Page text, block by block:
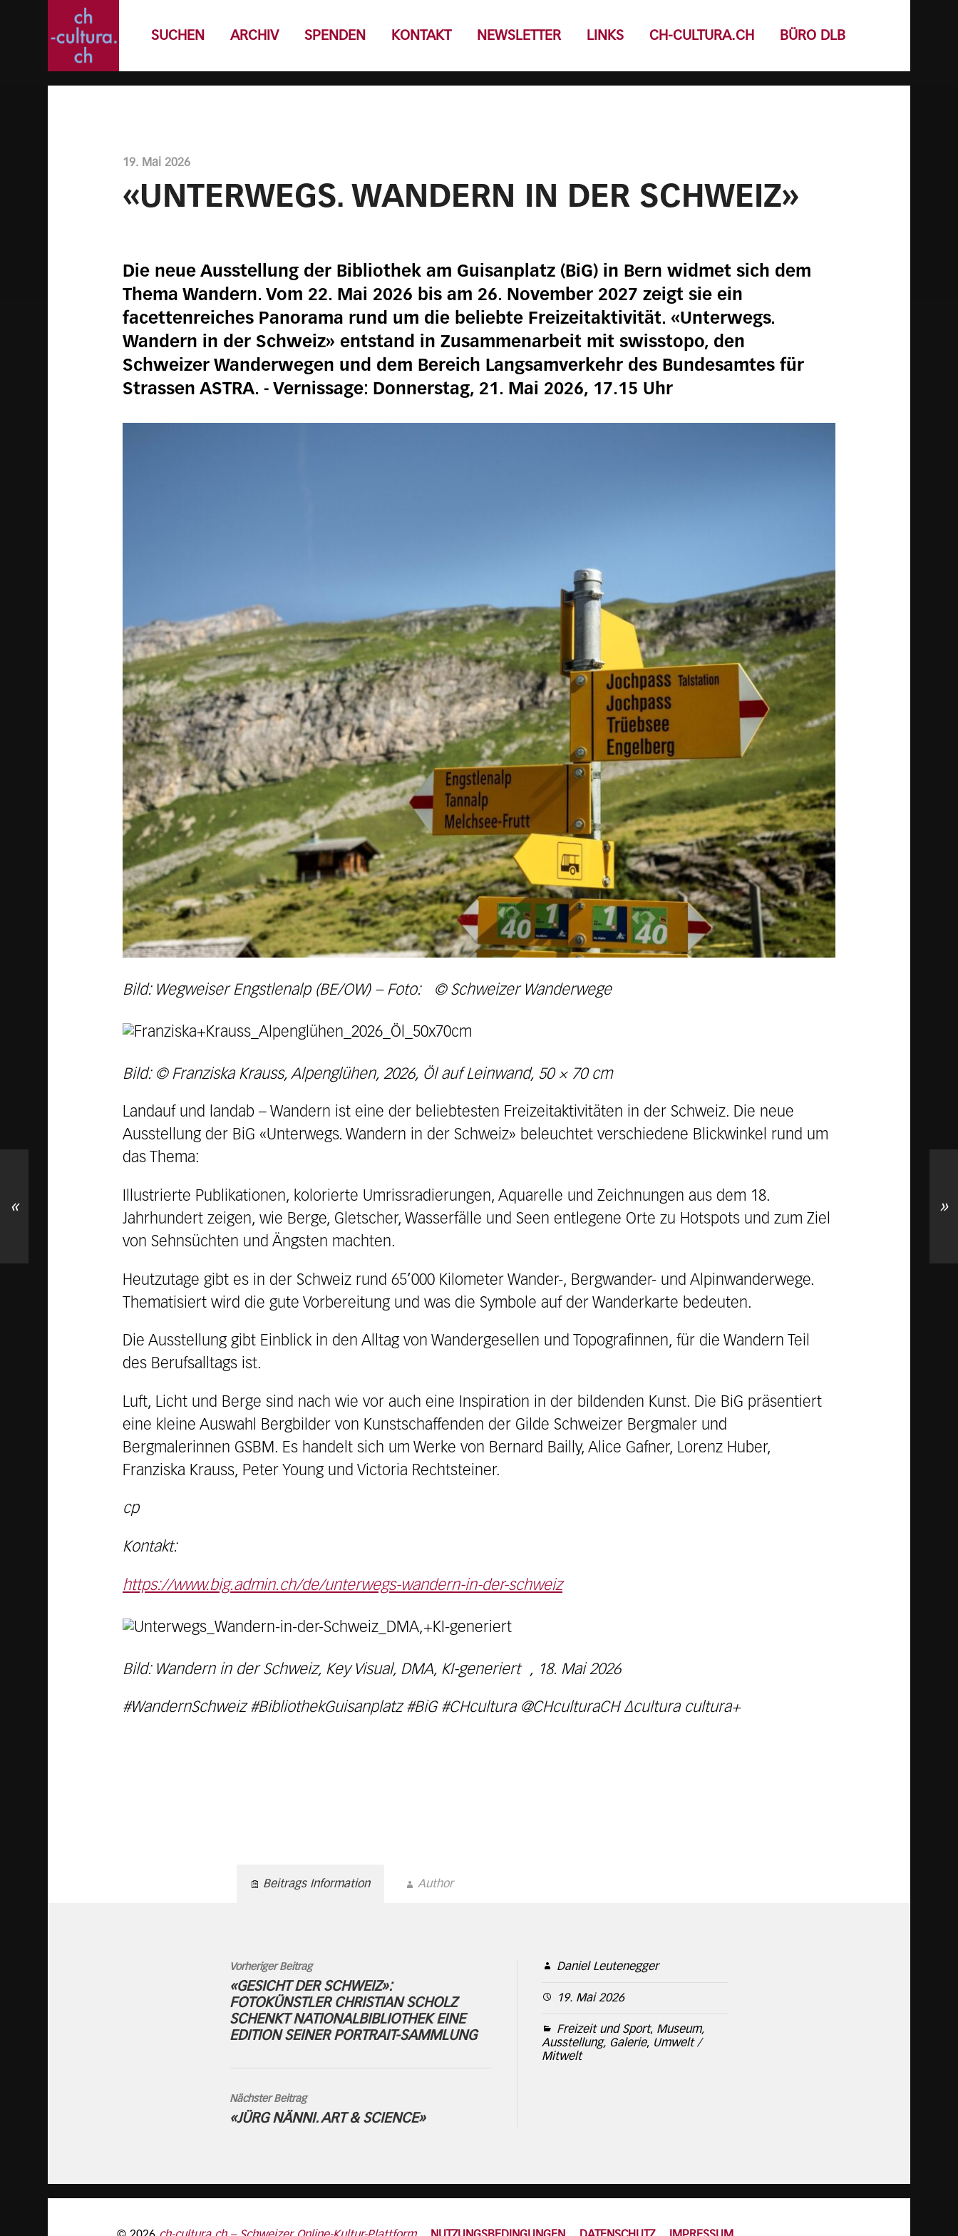
SUCHEN ARCHIV SPENDEN KONTAKT NEWSLETTER LINKS CH-CULTURA.CH BÜRO DLB
19. Mai 2026
«UNTERWEGS. WANDERN IN DER SCHWEIZ»
Die neue Ausstellung der Bibliothek am Guisanplatz (BiG) in Bern widmet sich dem
Thema Wandern. Vom 22. Mai 2026 bis am 26. November 2027 zeigt sie ein
facettenreiches Panorama rund um die beliebte Freizeitaktivität. «Unterwegs.
Wandern in der Schweiz» entstand in Zusammenarbeit mit swisstopo, den
Schweizer Wanderwegen und dem Bereich Langsamverkehr des Bundesamtes für
Strassen ASTRA. - Vernissage: Donnerstag, 21. Mai 2026, 17.15 Uhr
Bild: Wegweiser Engstlenalp (BE/OW) – Foto: © Schweizer Wanderwege
Bild: © Franziska Krauss, Alpenglühen, 2026, Öl auf Leinwand, 50 × 70 cm
Landauf und landab – Wandern ist eine der beliebtesten Freizeitaktivitäten in der Schweiz. Die neue
Ausstellung der BiG «Unterwegs. Wandern in der Schweiz» beleuchtet verschiedene Blickwinkel rund um
das Thema:
Illustrierte Publikationen, kolorierte Umrissradierungen, Aquarelle und Zeichnungen aus dem 18.
Jahrhundert zeigen, wie Berge, Gletscher, Wasserfälle und Seen entlegene Orte zu Hotspots und zum Ziel
von Sehnsüchten und Ängsten machten.
Heutzutage gibt es in der Schweiz rund 65’000 Kilometer Wander-, Bergwander- und Alpinwanderwege.
Thematisiert wird die gute Vorbereitung und was die Symbole auf der Wanderkarte bedeuten.
Die Ausstellung gibt Einblick in den Alltag von Wandergesellen und Topografinnen, für die Wandern Teil
des Berufsalltags ist.
Luft, Licht und Berge sind nach wie vor auch eine Inspiration in der bildenden Kunst. Die BiG präsentiert
eine kleine Auswahl Bergbilder von Kunstschaffenden der Gilde Schweizer Bergmaler und
Bergmalerinnen GSBM. Es handelt sich um Werke von Bernard Bailly, Alice Gafner, Lorenz Huber,
Franziska Krauss, Peter Young und Victoria Rechtsteiner.
cp
Kontakt:
https://www.big.admin.ch/de/unterwegs-wandern-in-der-schweiz
Bild: Wandern in der Schweiz, Key Visual, DMA, KI-generiert , 18. Mai 2026
#WandernSchweiz #BibliothekGuisanplatz #BiG #CHcultura @CHculturaCH ∆cultura cultura+
Beitrags Information Author
Daniel Leutenegger
19. Mai 2026
Freizeit und Sport, Museum,
Ausstellung, Galerie, Umwelt /
Mitwelt
Vorheriger Beitrag
«GESICHT DER SCHWEIZ»:
FOTOKÜNSTLER CHRISTIAN SCHOLZ
SCHENKT NATIONALBIBLIOTHEK EINE
EDITION SEINER PORTRAIT-SAMMLUNG
Nächster Beitrag
«JÜRG NÄNNI. ART & SCIENCE»
« »